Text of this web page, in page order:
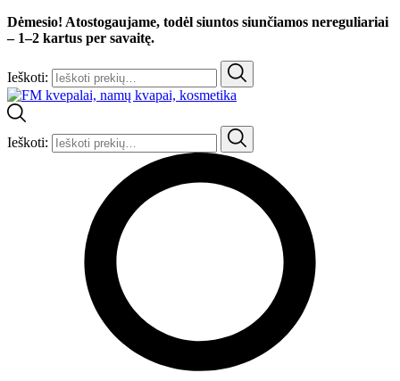
Dėmesio! Atostogaujame, todėl siuntos siunčiamos nereguliariai
– 1–2 kartus per savaitę.
Ieškoti:
Ieškoti: